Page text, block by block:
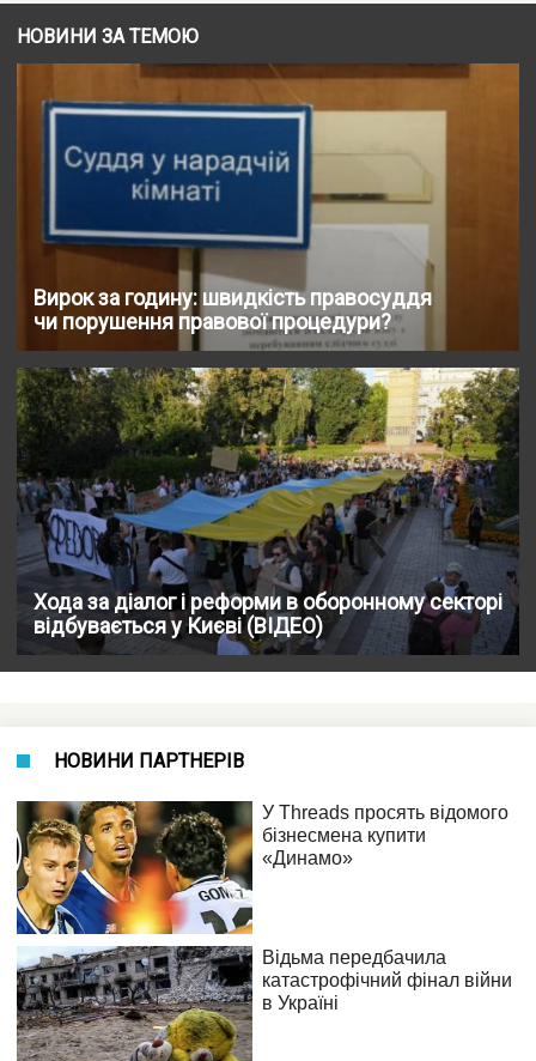
НОВИНИ ЗА ТЕМОЮ
Вирок за годину: швидкість правосуддя
чи порушення правової процедури?
Хода за діалог і реформи в оборонному секторі
відбувається у Києві (ВІДЕО)
НОВИНИ ПАРТНЕРІВ